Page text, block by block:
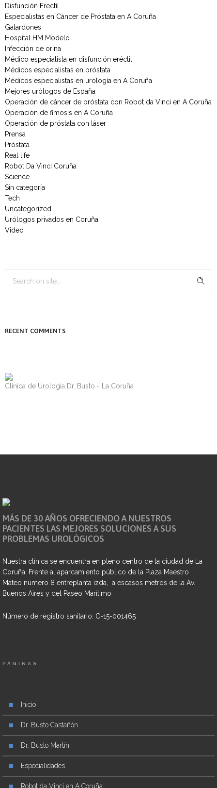
Disfunción Erectil
Especialistas en Cáncer de Próstata en A Coruña
Galardones
Hospital HM Modelo
Infección de orina
Médico especialista en disfunción eréctil
Médicos especialistas en próstata
Médicos especialistas en urología en A Coruña
Mejores urólogos de España
Operación de cáncer de próstata con Robot da Vinci en A Coruña
Operación de fimosis en A Coruña
Operación de próstata con láser
Prensa
Próstata
Real life
Robot Da Vinci Coruña
Science
Sin categoría
Tech
Uncategorized
Urólogos privados en Coruña
Video
RECENT COMMENTS
Clinica de Urologia Dr. Busto - La Coruña
MÁS DE 30 AÑOS OFRECIENDO A NUESTROS
PACIENTES LAS MEJORES SOLUCIONES A SUS
PROBLEMAS UROLÓGICOS
Nuestra clínica se encuentra en pleno centro de la ciudad de La
Coruña. Frente al aparcamiento público de la Plaza Maestro
Mateo numero 8 entreplanta izda, a escasos metros de la Av.
Buenos Aires y del Paseo Marítimo
Número de registro sanitario: C-15-001465
PÁGINAS
Inicio
Dr. Busto Castañón
Dr. Busto Martín
Especialidades
Robot da Vinci en A Coruña